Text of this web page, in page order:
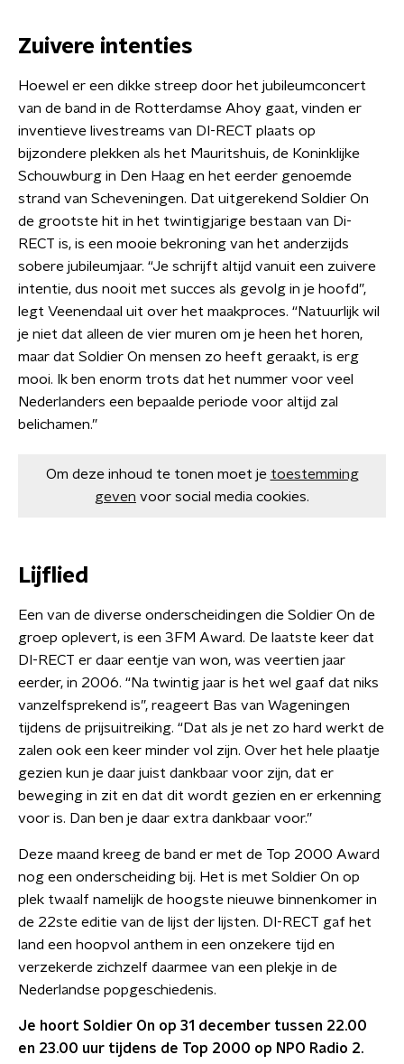
Zuivere intenties
Hoewel er een dikke streep door het jubileumconcert
van de band in de Rotterdamse Ahoy gaat, vinden er
inventieve livestreams van DI-RECT plaats op
bijzondere plekken als het Mauritshuis, de Koninklijke
Schouwburg in Den Haag en het eerder genoemde
strand van Scheveningen. Dat uitgerekend Soldier On
de grootste hit in het twintigjarige bestaan van Di-
RECT is, is een mooie bekroning van het anderzijds
sobere jubileumjaar. “Je schrijft altijd vanuit een zuivere
intentie, dus nooit met succes als gevolg in je hoofd”,
legt Veenendaal uit over het maakproces. “Natuurlijk wil
je niet dat alleen de vier muren om je heen het horen,
maar dat Soldier On mensen zo heeft geraakt, is erg
mooi. Ik ben enorm trots dat het nummer voor veel
Nederlanders een bepaalde periode voor altijd zal
belichamen.”
Om deze inhoud te tonen moet je toestemming
geven voor social media cookies.
Lijflied
Een van de diverse onderscheidingen die Soldier On de
groep oplevert, is een 3FM Award. De laatste keer dat
DI-RECT er daar eentje van won, was veertien jaar
eerder, in 2006. “Na twintig jaar is het wel gaaf dat niks
vanzelfsprekend is”, reageert Bas van Wageningen
tijdens de prijsuitreiking. “Dat als je net zo hard werkt de
zalen ook een keer minder vol zijn. Over het hele plaatje
gezien kun je daar juist dankbaar voor zijn, dat er
beweging in zit en dat dit wordt gezien en er erkenning
voor is. Dan ben je daar extra dankbaar voor.”
Deze maand kreeg de band er met de Top 2000 Award
nog een onderscheiding bij. Het is met Soldier On op
plek twaalf namelijk de hoogste nieuwe binnenkomer in
de 22ste editie van de lijst der lijsten. DI-RECT gaf het
land een hoopvol anthem in een onzekere tijd en
verzekerde zichzelf daarmee van een plekje in de
Nederlandse popgeschiedenis.
Je hoort Soldier On op 31 december tussen 22.00
en 23.00 uur tijdens de Top 2000 op NPO Radio 2.